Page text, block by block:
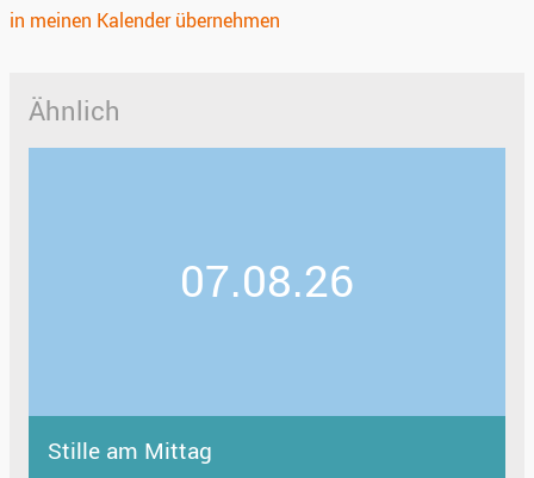
in meinen Kalender übernehmen
Ähnlich
07.08.26
Stille am Mittag